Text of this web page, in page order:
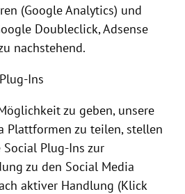
(Google Analytics) und
Doubleclick, Adsense
nachstehend.
Ins
zu geben, unsere
Plattformen zu teilen, stellen
Plug-Ins zur
zu den Social Media
aktiver Handlung (Klick